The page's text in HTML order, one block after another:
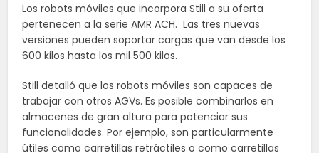
Los robots móviles que incorpora Still a su oferta
pertenecen a la serie AMR ACH. Las tres nuevas
versiones pueden soportar cargas que van desde los
600 kilos hasta los mil 500 kilos.
Still detalló que los robots móviles son capaces de
trabajar con otros AGVs. Es posible combinarlos en
almacenes de gran altura para potenciar sus
funcionalidades. Por ejemplo, son particularmente
útiles como carretillas retráctiles o como carretillas